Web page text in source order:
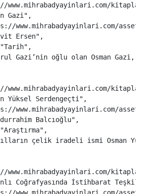
www.mihrabadyayinlari.com/
Gazi " ,
www.mihrabadyayinlari.com/
Ersen" ,
"Tarih" ,
Gazi’nin oğlu olan Osman Gazi,
www.mihrabadyayinlari.com/
Yüksel Serdengeçti " ,
www.mihrabadyayinlari.com/
Balcıoğlu" ,
"Araştırma" ,
çelik iradeli ismi Osman
www.mihrabadyayinlari.com/
Coğrafyasında İstihbarat
www.mihrabadyayinlari.com/